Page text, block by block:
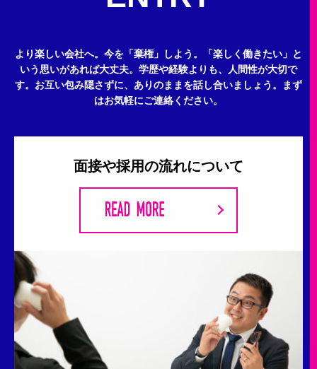
より楽しい会社へ。今を「棄権」しよう。
「楽しく働きたい」と
いう思いがあれば大丈夫。 学歴や経験よりも、人間性が大切で
す。 お互い包み隠さずに、ありのままを話し合いましょう。
まず
はお気軽にご連絡ください。
面接や採用の流れについて